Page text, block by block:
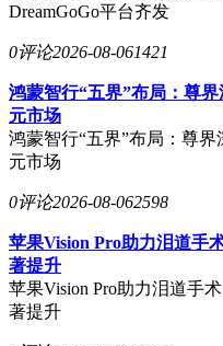
DreamGoGo平台齐发
0评论2026-08-061421
鸿蒙智行“五界”布局：尊
元市场
鸿蒙智行“五界”布局：尊
元市场
0评论2026-08-062598
苹果Vision Pro助力泪道手
著提升
苹果Vision Pro助力泪道手
著提升